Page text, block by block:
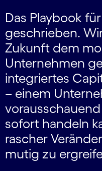
Das Playbook
geschrieben.
Zukunft dem
Unternehmen
integriertes
– einem
sofort handeln
rascher
mutig zu